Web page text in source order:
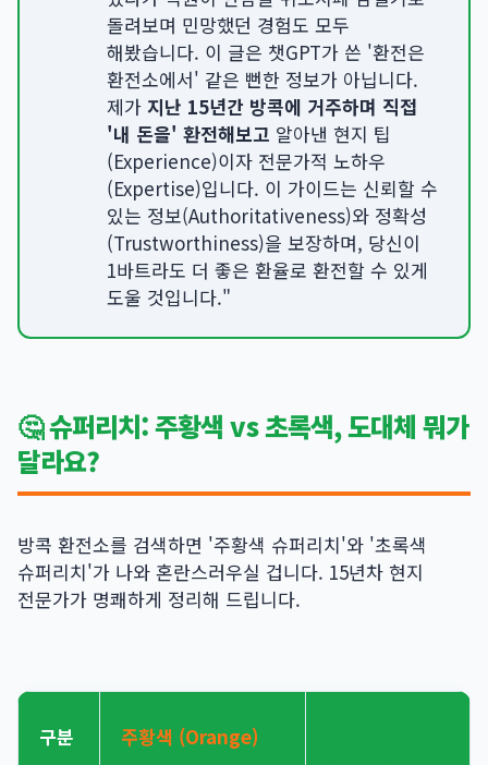
돌려보며 민망했던 경험도 모두
해봤습니다. 이 글은 챗GPT가 쓴 '환전은
환전소에서' 같은 뻔한 정보가 아닙니다.
제가 지난 15년간 방콕에 거주하며 직접
'내 돈을' 환전해보고 알아낸 현지 팁
(Experience)이자 전문가적 노하우
(Expertise)입니다. 이 가이드는 신뢰할 수
있는 정보(Authoritativeness)와 정확성
(Trustworthiness)을 보장하며, 당신이
1바트라도 더 좋은 환율로 환전할 수 있게
도울 것입니다."
🤔 슈퍼리치: 주황색 vs 초록색, 도대체 뭐가
달라요?
방콕 환전소를 검색하면 '주황색 슈퍼리치'와 '초록색
슈퍼리치'가 나와 혼란스러우실 겁니다. 15년차 현지
전문가가 명쾌하게 정리해 드립니다.
구분 주황색 (Orange)